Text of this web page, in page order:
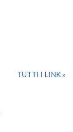
TUTTI I LINK